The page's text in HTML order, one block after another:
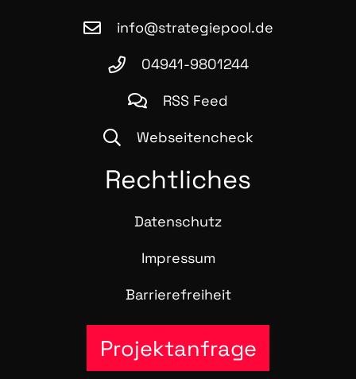
info@strategiepool.de
04941-9801244
RSS Feed
Webseitencheck
Recht­li­ches
Daten­schutz
Impres­sum
Bar­rie­re­frei­heit
Projektanfrage